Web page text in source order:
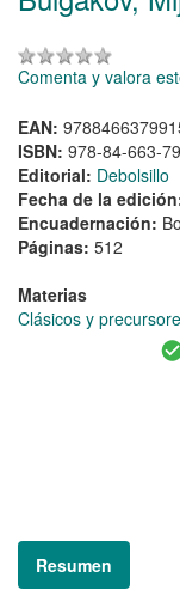
Comenta y valora
EAN:
ISBN: 978-84-663-
Editorial: Debolsillo
Fecha de la
Encuadernación:
Páginas: 512
Materias
Clásicos y
Resumen